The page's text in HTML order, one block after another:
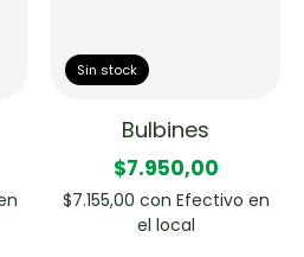
Sin stock
Bulbines
$7.950,00
$7.155,00 con Efectivo en
el local